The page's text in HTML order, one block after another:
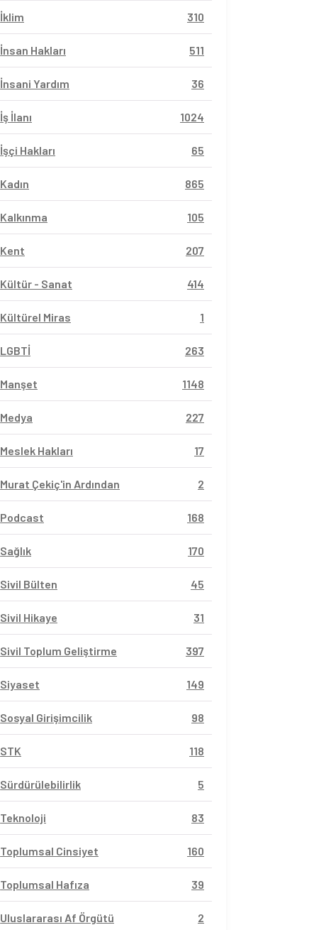
İklim 310
İnsan Hakları 511
İnsani Yardım 36
İş İlanı 1024
İşçi Hakları 65
Kadın 865
Kalkınma 105
Kent 207
Kültür - Sanat 414
Kültürel Miras 1
LGBTİ 263
Manşet 1148
Medya 227
Meslek Hakları 17
Murat Çekiç'in Ardından 2
Podcast 168
Sağlık 170
Sivil Bülten 45
Sivil Hikaye 31
Sivil Toplum Geliştirme 397
Siyaset 149
Sosyal Girişimcilik 98
STK 118
Sürdürülebilirlik 5
Teknoloji 83
Toplumsal Cinsiyet 160
Toplumsal Hafıza 39
Uluslararası Af Örgütü 2